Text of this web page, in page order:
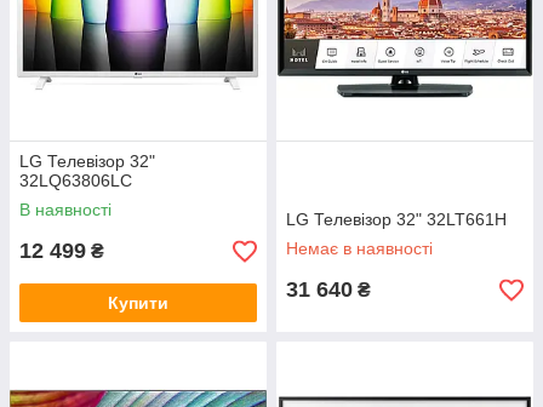
LG Телевізор 32"
32LQ63806LC
В наявності
12 499 ₴
Купити
LG Телевізор 32" 32LT661H
Немає в наявності
31 640 ₴